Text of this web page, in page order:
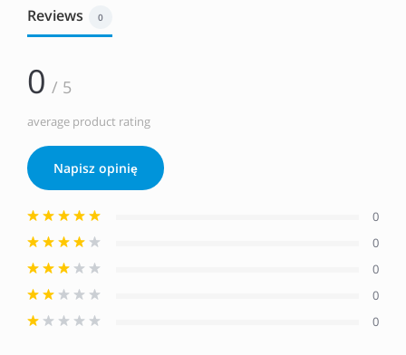
Reviews 0
0 / 5
average product rating
Napisz opinię
0
0
0
0
0